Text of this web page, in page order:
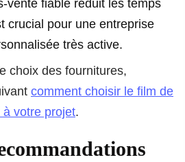
vente fiable réduit les temps
crucial pour une entreprise
très active.
choix des fournitures,
comment choisir le film de
votre projet.